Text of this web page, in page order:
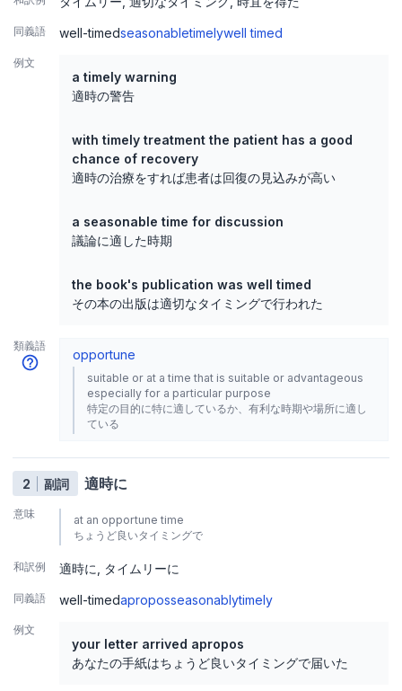
同義語 well-timedseasonabletimelywell timed
例文
a timely warning
適時の警告
with timely treatment the patient has a good
chance of recovery
適時の治療をすれば患者は回復の見込みが高い
a seasonable time for discussion
議論に適した時期
the book's publication was well timed
その本の出版は適切なタイミングで行われた
類義語
opportune
suitable or at a time that is suitable or advantageous
especially for a particular purpose
特定の目的に特に適しているか、有利な時期や場所に適し
ている
2 副詞 適時に
意味
at an opportune time
ちょうど良いタイミングで
和訳例 適時に タイムリーに
同義語 well-timedaproposseasonablytimely
例文
your letter arrived apropos
あなたの手紙はちょうど良いタイミングで届いた